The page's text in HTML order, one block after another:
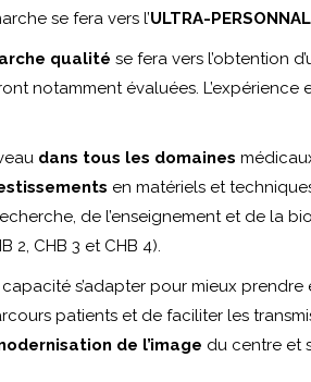
se fera vers l’ULTRA-
qualité se fera vers l’obtention
notamment évaluées. L’expérience
dans tous les domaines
en matériels et
de l’enseignement et de la
2, CHB 3 et CHB 4).
s’adapter pour mieux
patients et de faciliter les
de l’image du centre et